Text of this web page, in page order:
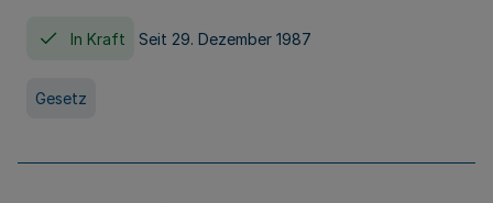
In Kraft Seit 29. Dezember 1987
Gesetz